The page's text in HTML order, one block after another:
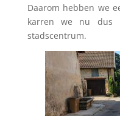
Daarom hebben we
karren we nu dus
stadscentrum.